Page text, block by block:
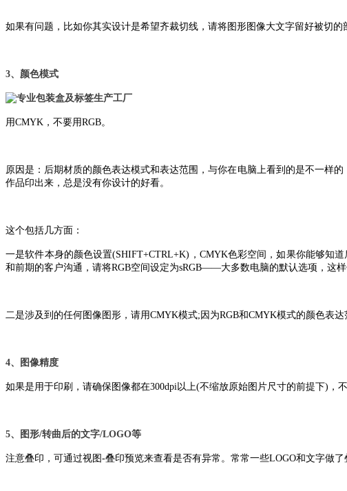
如果有问题，比如你其实设计是希望齐裁切线，请将图形图像大文字留好被切
3、颜色模式
用CMYK，不要用RGB。
原因是：后期材质的颜色表达模式和表达范围，与你在电脑上看到的是不一样
作品印出来，总是没有你设计的好看。
这个包括几方面：
一是软件本身的颜色设置(SHIFT+CTRL+K)，CMYK色彩空间，如果你能够知
和前期的客户沟通，请将RGB空间设定为sRGB——大多数电脑的默认选项，这
二是涉及到的任何图像图形，请用CMYK模式;因为RGB和CMYK模式的颜色表
4、图像精度
如果是用于印刷，请确保图像都在300dpi以上(不缩放原始图片尺寸的前提下)，
5、图形/转曲后的文字/LOGO等
注意叠印，可通过视图-叠印预览来查看是否有异常。常常一些LOGO和文字做